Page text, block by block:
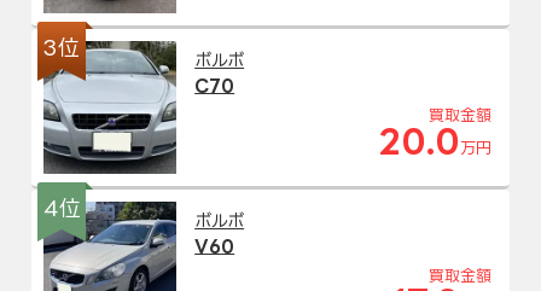
3位
ボルボ
C70
買取金額
20.0 万円
4位
ボルボ
V60
買取金額